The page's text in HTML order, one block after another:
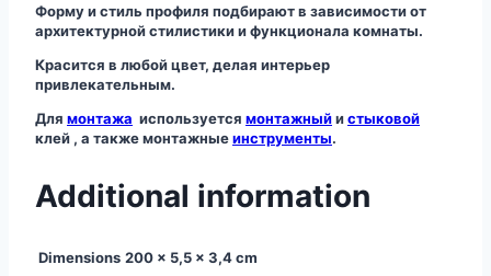
Форму и стиль профиля подбирают в зависимости от
архитектурной стилистики и функционала комнаты.
Красится в любой цвет, делая интерьер
привлекательным.
Для монтажа используется монтажныйистыковой
клей , а также монтажныеинструменты.
Additional information
Dimensions 200 × 5,5 × 3,4 cm